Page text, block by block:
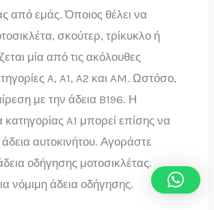
από εμάς. Όποιος θέλει να
σκούτερ, τρίκυκλο ή
μία από τις ακόλουθες
A, A1, A2 και AM. Ωστόσο,
με την άδεια B196. Η
κατηγορίας A1 μπορεί επίσης να
αυτοκινήτου. Αγοράστε
οδήγησης μοτοσικλέτας.
νόμιμη άδεια οδήγησης.